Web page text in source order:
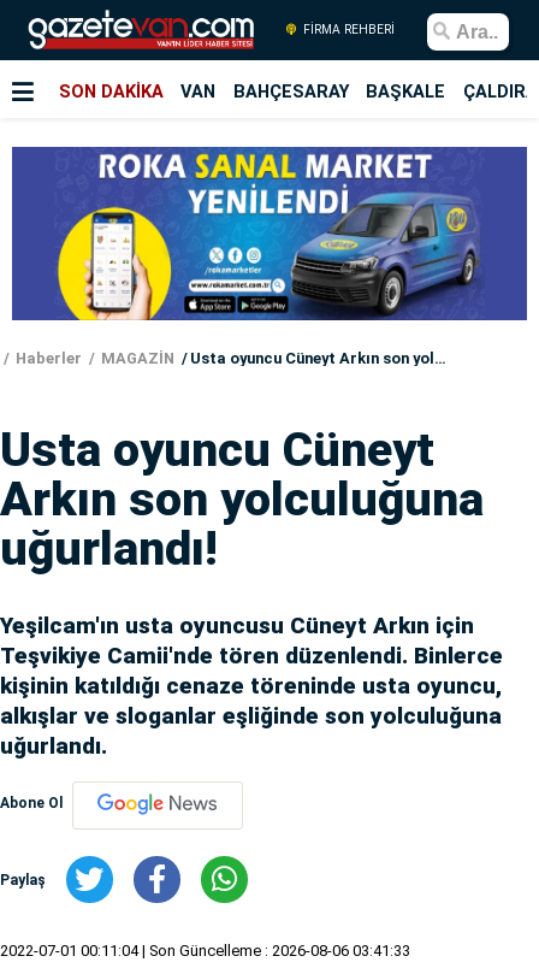
FİRMA REHBERİ
SON DAKİKA VAN BAHÇESARAY BAŞKALE
Haberler MAGAZİN Usta oyuncu Cüneyt Arkın son yolculuğuna uğurlandı!
Usta oyuncu Cüneyt
Arkın son yolculuğuna
uğurlandı!
Yeşilcam'ın usta oyuncusu Cüneyt Arkın için
Teşvikiye Camii'nde tören düzenlendi. Binlerce
kişinin katıldığı cenaze töreninde usta oyuncu,
alkışlar ve sloganlar eşliğinde son yolculuğuna
uğurlandı.
Abone Ol
Paylaş
2022-07-01 00:11:04 | Son Güncelleme : 2026-08-06 03:41:33